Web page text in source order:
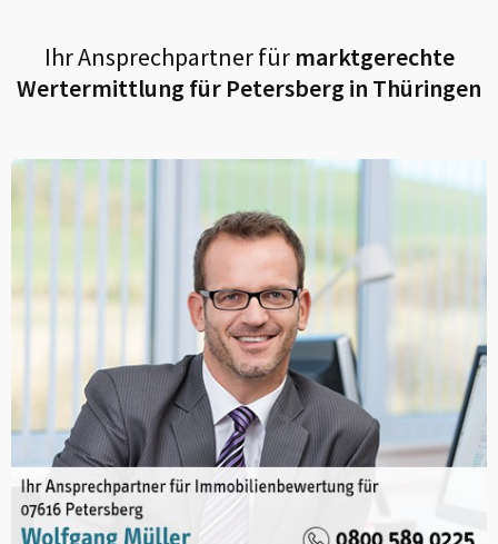
Ihr Ansprechpartner fürmarktgerechte
Wertermittlung für Petersberg in Thüringen